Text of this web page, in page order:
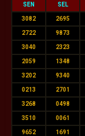
SEN SEL
3082 2695
2722 9873
3040 2323
2059 1348
3202 9340
0213 2701
3268 0498
3510 0061
9652 1691